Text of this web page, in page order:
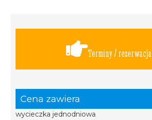
Terminy / rezerwacja
Cena zawiera
wycieczka jednodniowa